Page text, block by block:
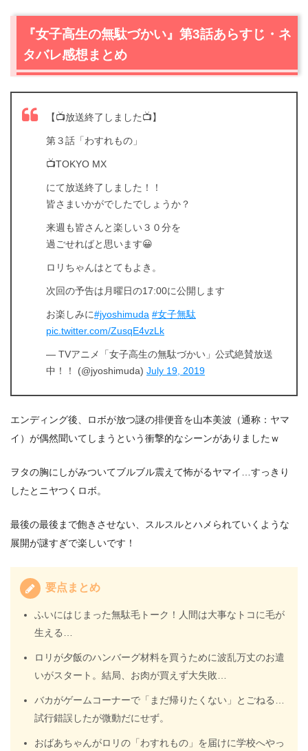
『女子高生の無駄づかい』第3話あらすじ・ネ
タバレ感想まとめ
【📺放送終了しました📺】
第３話「わすれもの」
📺TOKYO MX
にて放送終了しました！！
皆さまいかがでしたでしょうか？
来週も皆さんと楽しい３０分を
過ごせればと思います😀
ロリちゃんはとてもよき。
次回の予告は月曜日の17:00に公開します
お楽しみに#jyoshimuda #女子無駄
pic.twitter.com/ZusqE4vzLk
— TVアニメ「女子高生の無駄づかい」公式絶賛放送
中！！ (@jyoshimuda) July 19, 2019
エンディング後、ロボが放つ謎の排便音を山本美波（通称：ヤマ
イ）が偶然聞いてしまうという衝撃的なシーンがありましたｗ
ヲタの胸にしがみついてブルブル震えて怖がるヤマイ…すっきり
したとニヤつくロボ。
最後の最後まで飽きさせない、スルスルとハメられていくような
展開が謎すぎで楽しいです！
要点まとめ
ふいにはじまった無駄毛トーク！人間は大事なトコに毛が
生える…
ロリが夕飯のハンバーグ材料を買うために波乱万丈のお遣
いがスタート。結局、お肉が買えず大失敗…
バカがゲームコーナーで「まだ帰りたくない」とごねる…
試行錯誤したが微動だにせず。
おばあちゃんがロリの「わすれもの」を届けに学校へやっ